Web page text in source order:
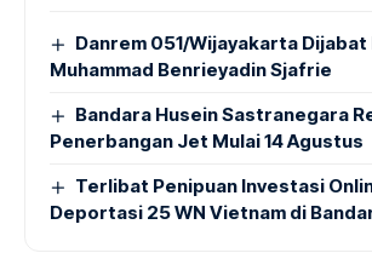
Danrem 051/Wijayakarta Dijabat
Muhammad Benrieyadin Sjafrie
Bandara Husein Sastranegara
Penerbangan Jet Mulai 14 Agustus
Terlibat Penipuan Investasi
Deportasi 25 WN Vietnam di